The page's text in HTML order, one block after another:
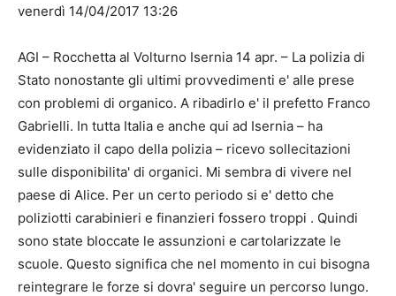
venerdì 14/04/2017 13:26
AGI – Rocchetta al Volturno Isernia 14 apr. – La polizia di
Stato nonostante gli ultimi provvedimenti e' alle prese
con problemi di organico. A ribadirlo e' il prefetto Franco
Gabrielli. In tutta Italia e anche qui ad Isernia – ha
evidenziato il capo della polizia – ricevo sollecitazioni
sulle disponibilita' di organici. Mi sembra di vivere nel
paese di Alice. Per un certo periodo si e' detto che
poliziotti carabinieri e finanzieri fossero troppi . Quindi
sono state bloccate le assunzioni e cartolarizzate le
scuole. Questo significa che nel momento in cui bisogna
reintegrare le forze si dovra' seguire un percorso lungo.